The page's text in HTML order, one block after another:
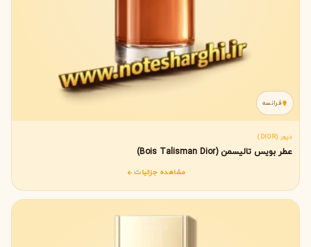
فرانسه
دیور (DIOR)
عطر بویس تالیسمن (Bois Talisman Dior)
مشاهده جزئیات